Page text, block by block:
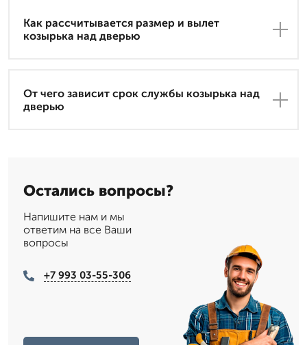
Как рассчитывается размер и вылет
козырька над дверью
От чего зависит срок службы козырька над
дверью
Остались вопросы?
Напишите нам и мы
ответим на все Ваши
вопросы
+7 993 03-55-306